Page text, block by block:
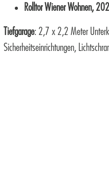
RolltorWiener Wohnen, 2021
Tiefgarage: 2,7 x 2,2 Meter
Sicherheitseinrichtungen,